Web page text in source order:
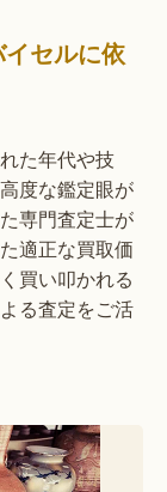
セルに依
た年代や技
度な鑑定眼が
専門査定士が
適正な買取価
買い叩かれる
る査定をご活